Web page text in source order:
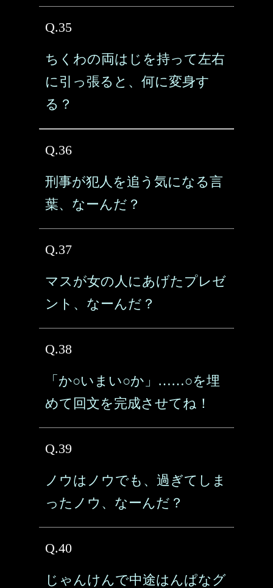
Q.35
ちくわの両はじを持って左右
に引っ張ると、何に変身す
る？
Q.36
刑事が犯人を追う気になる言
葉、なーんだ？
Q.37
マスが女の人にあげたプレゼ
ント、なーんだ？
Q.38
「か○いまい○か」……○を埋
めて回文を完成させてね！
Q.39
ノウはノウでも、過ぎてしま
ったノウ、なーんだ？
Q.40
じゃんけんで中途はんぱなグ